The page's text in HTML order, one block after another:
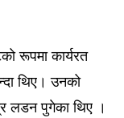
रूपमा कार्यरत
थिए। उनको
लडन पुगेका थिए ।